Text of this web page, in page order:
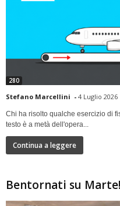
280
Stefano Marcellini - 4 Luglio 2026
Chi ha risolto qualche esercizio di
testo è a metà dell'opera...
Continua a leggere
Bentornati su